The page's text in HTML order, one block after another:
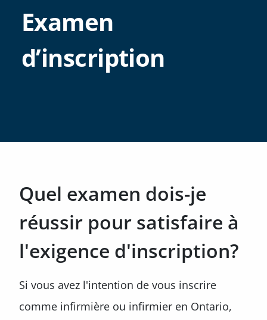
Examen
d’inscription
Quel examen dois-je
réussir pour satisfaire à
l'exigence d'inscription?
Si vous avez l'intention de vous inscrire
comme infirmière ou infirmier en Ontario,